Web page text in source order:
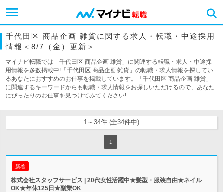
千代田区 商品企画 雑貨に関する求人・転職・中途採用
情報＜8/7（金）更新＞
マイナビ転職では「千代田区 商品企画 雑貨」に関連する転職・求人・中途採
用情報を多数掲載中!「千代田区 商品企画 雑貨」の転職・求人情報を探してい
るあなたにおすすめのお仕事を掲載しています。「千代田区 商品企画 雑貨」
に関連するキーワードからも転職・求人情報をお探しいただけるので、あなた
にぴったりのお仕事を見つけてみてください!
1～34件 (全34件中)
1
新着
株式会社スタッフサービス | 20代女性活躍中★髪型・服装自由★ネイル
OK★年休125日★副業OK